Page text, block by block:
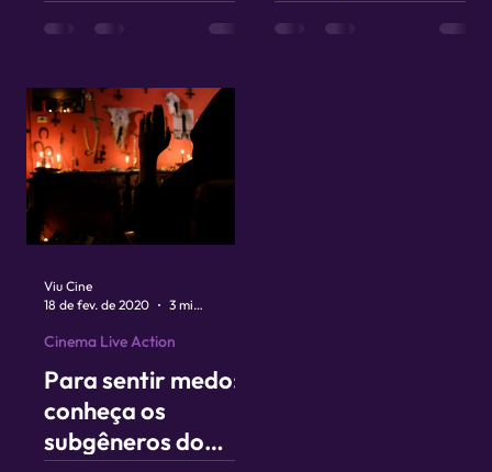
celular?
dublagem e voz
Para sentir medo:
conheça os
subgêneros do
Cinema Live Action
Viu Cine
18 de fev. de 2020
3 min de leitura